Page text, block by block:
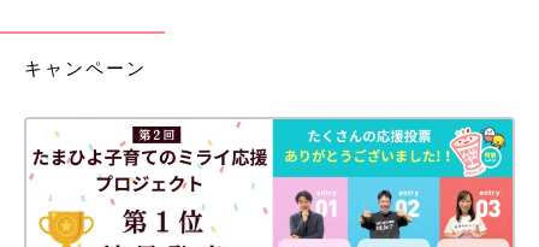
キャンペーン